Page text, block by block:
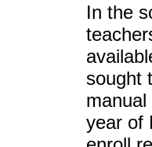
In the
sought
year of